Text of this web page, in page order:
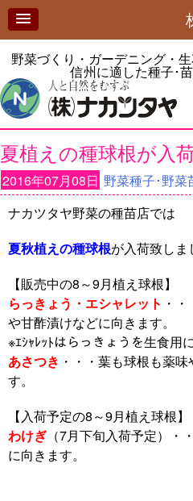
野菜づくり・ガーデニング・
信州に適した種子･
夏植えの種球根が入
2016年07月08日 野菜種子･野菜
ナカツタヤ野菜の種苗店では
夏秋植えの種球根が入荷致しま
【販売中の8～9月植え球根】
らっきょう・エシャレット ・
や甘酢漬けなどに向きます。
※ｴｼｬﾚｯﾄはらっきょうを生食用
あさつき ・・・葉も球根も薬
す。
【入荷予定の8～9月植え球根】
わけぎ （7月下旬入荷予定）・
に向きます。